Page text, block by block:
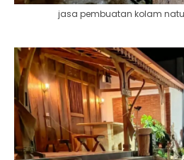
jasa pembuatan kolam